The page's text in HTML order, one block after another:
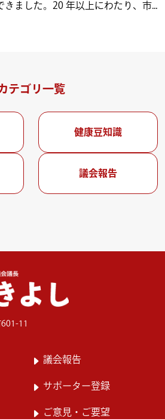
きました。20 年以上にわたり、市...
テゴリ一覧
健康豆知識
議会報告
601-11
議会報告
サポーター登録
ご意見・ご要望